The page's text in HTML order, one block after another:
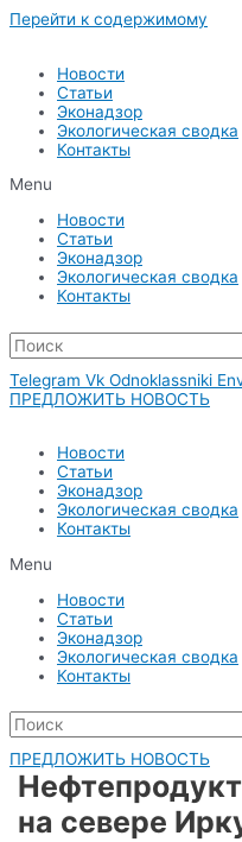
Перейти к содержимому
Новости
Статьи
Эконадзор
Экологическая сводка
Контакты
Menu
Новости
Статьи
Эконадзор
Экологическая сводка
Контакты
Telegram Vk Odnoklassniki
ПРЕДЛОЖИТЬ НОВОСТЬ
Новости
Статьи
Эконадзор
Экологическая сводка
Контакты
Menu
Новости
Статьи
Эконадзор
Экологическая сводка
Контакты
ПРЕДЛОЖИТЬ НОВОСТЬ
на севере